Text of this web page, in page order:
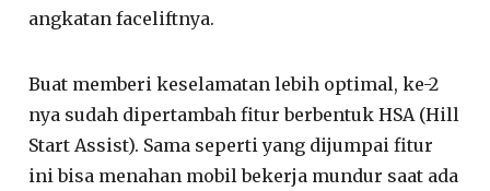
angkatan faceliftnya.
Buat memberi keselamatan lebih optimal, ke-2
nya sudah dipertambah fitur berbentuk HSA (Hill
Start Assist). Sama seperti yang dijumpai fitur
ini bisa menahan mobil bekerja mundur saat ada